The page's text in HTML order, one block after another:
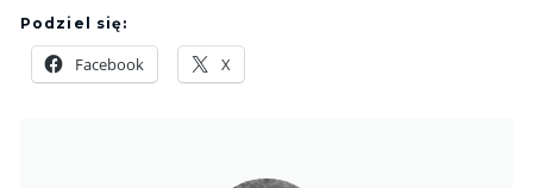
Podziel się:
Facebook X